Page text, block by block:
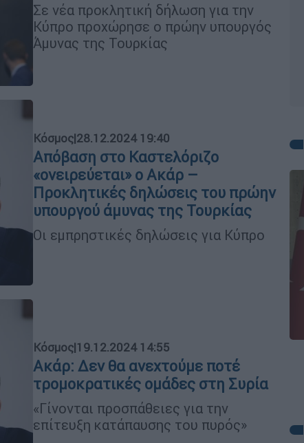
Σε νέα προκλητική δήλωση για την
Κύπρο προχώρησε ο πρώην υπουργός
Άμυνας της Τουρκίας
Κόσμος|28.12.2024 19:40
Απόβαση στο Καστελόριζο
«ονειρεύεται» ο Ακάρ –
Προκλητικές δηλώσεις του πρώην
υπουργού άμυνας της Τουρκίας
Οι εμπρηστικές δηλώσεις για Κύπρο
Κόσμος|19.12.2024 14:55
Ακάρ: Δεν θα ανεχτούμε ποτέ
τρομοκρατικές ομάδες στη Συρία
«Γίνονται προσπάθειες για την
επίτευξη κατάπαυσης του πυρός»